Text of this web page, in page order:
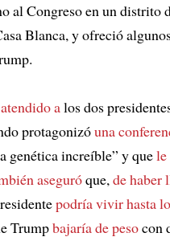
al Congreso en un distrito
Blanca, y ofreció
alos dos
protagonizóuna
genética increíble” y quele
aseguróque,de haber
podría vivir hasta
Trumpbajaría de pesocon